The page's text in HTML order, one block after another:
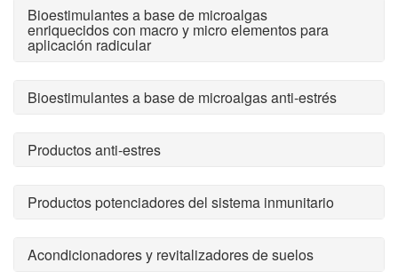
Bioestimulantes a base de microalgas
enriquecidos con macro y micro elementos para
aplicación radicular
Bioestimulantes a base de microalgas anti-estrés
Productos anti-estres
Productos potenciadores del sistema inmunitario
Acondicionadores y revitalizadores de suelos